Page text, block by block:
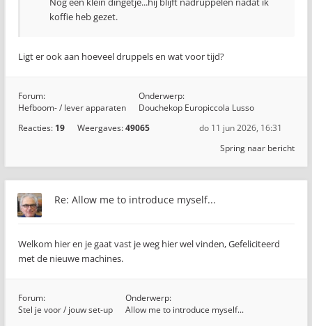
koffie heb gezet.
Ligt er ook aan hoeveel druppels en wat voor tijd?
Forum:
Hefboom- / lever apparaten
Onderwerp:
Douchekop Europiccola Lusso
Reacties: 19 Weergaves:49065
do 11 jun 2026, 16:31
Spring naar bericht
Re: Allow me to introduce myself...
Welkom hier en je gaat vast je weg hier wel vinden, Gefeliciteerd
met de nieuwe machines.
Forum:
Stel je voor / jouw set-up
Onderwerp:
Allow me to introduce myself...